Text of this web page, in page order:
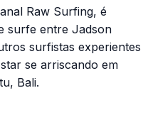
Raw Surfing, é
surfe entre Jadson
surfistas experientes
se arriscando em
Bali.